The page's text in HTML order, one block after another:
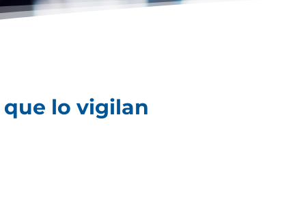
lo vigilan